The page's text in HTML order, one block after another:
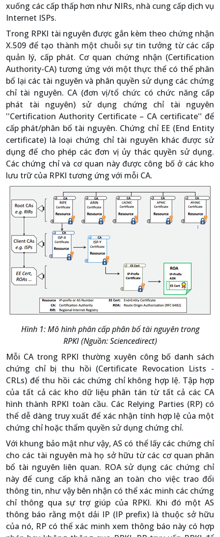
xuống các cấp thấp hơn như NIRs, nhà cung cấp dịch vụ
Internet ISPs.
Trong RPKI tài nguyên được gắn kèm theo chứng nhận
X.509 để tạo thành một chuỗi sự tin tưởng từ các cấp
quản lý, cấp phát. Cơ quan chứng nhận (Certification
Authority-CA) tương ứng với một thực thể có thể phân
bổ lại các tài nguyên và phân quyền sử dụng các chứng
chỉ tài nguyên. CA (đơn vị/tổ chức có chức năng cấp
phát tài nguyên) sử dụng chứng chỉ tài nguyên
''Certification Authority Certificate – CA certificate'' để
cấp phát/phân bổ tài nguyên. Chứng chỉ EE (End Entity
certificate) là loại chứng chỉ tài nguyên khác được sử
dụng để cho phép các đơn vị ủy thác quyền sử dụng.
Các chứng chỉ và cơ quan này được công bố ở các kho
lưu trữ của RPKI tương ứng với mỗi CA.
Hình 1: Mô hình phân cấp phân bổ tài nguyên trong
RPKI (Nguồn: Sciencedirect)
Mỗi CA trong RPKI thường xuyên công bố danh sách
chứng chỉ bị thu hồi (Certificate Revocation Lists -
CRLs) để thu hồi các chứng chỉ không hợp lệ. Tập hợp
của tất cả các kho dữ liệu phân tán từ tất cả các CA
hình thành RPKI toàn cầu. Các Relying Parties (RP) có
thể dễ dàng truy xuất để xác nhận tính hợp lệ của một
chứng chỉ hoặc thẩm quyền sử dụng chứng chỉ.
Với khung bảo mật như vậy, AS có thể lấy các chứng chỉ
cho các tài nguyên mà họ sở hữu từ các cơ quan phân
bổ tài nguyên liên quan. ROA sử dụng các chứng chỉ
này để cung cấp khả năng an toàn cho việc trao đổi
thông tin, như vậy bên nhận có thể xác minh các chứng
chỉ thông qua sự trợ giúp của RPKI. Khi đó một AS
thông báo rằng một dải IP (IP prefix) là thuộc sở hữu
của nó, RP có thể xác minh xem thông báo này có hợp